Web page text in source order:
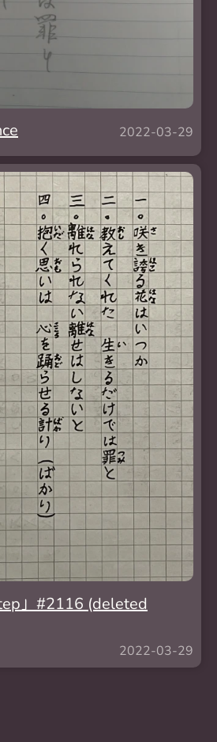
2022-03-29
」#2116 (deleted
2022-03-29